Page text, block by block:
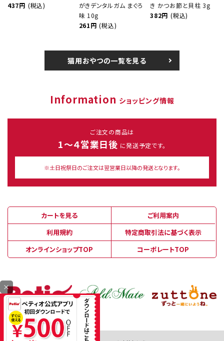
437円 (税込)
がきデンタルガム まぐろ
味 10g
261円 (税込)
き かつお節と貝柱 3g
382円 (税込)
猫用おやつの一覧を見る
Information ショッピング情報
ご注文の商品は
1～４営業日後 に発送予定です。
※土日祝祭日のご注文は翌営業日以降の発送となります。
カートを見る
ご利用案内
利用規約
特定商取引法に基づく表示
オンラインショップTOP
コーポレートTOP
×